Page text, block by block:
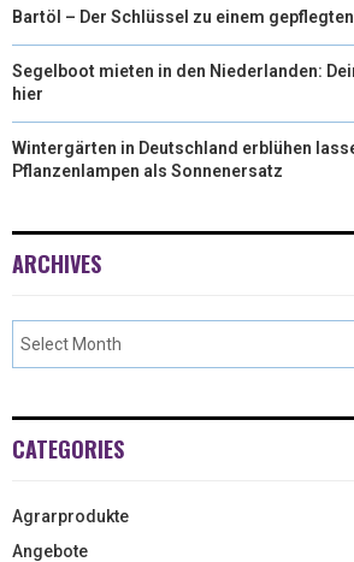
Bartöl – Der Schlüssel zu einem
Segelboot mieten in den Niederlanden:
hier
Wintergärten in Deutschland erblühen
Pflanzenlampen als Sonnenersatz
ARCHIVES
CATEGORIES
Agrarprodukte
Angebote